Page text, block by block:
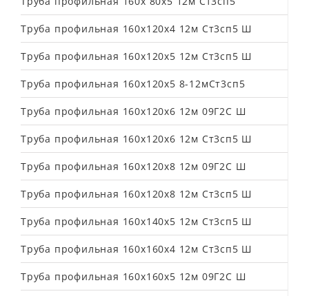
Труба профильная 160х120х4 12м Ст3сп5 Ш
Труба профильная 160х120х5 12м Ст3сп5 Ш
Труба профильная 160х120х5 8-12мСт3сп5
Труба профильная 160х120х6 12м 09Г2С Ш
Труба профильная 160х120х6 12м Ст3сп5 Ш
Труба профильная 160х120х8 12м 09Г2С Ш
Труба профильная 160х120х8 12м Ст3сп5 Ш
Труба профильная 160х140х5 12м Ст3сп5 Ш
Труба профильная 160х160х4 12м Ст3сп5 Ш
Труба профильная 160х160х5 12м 09Г2С Ш